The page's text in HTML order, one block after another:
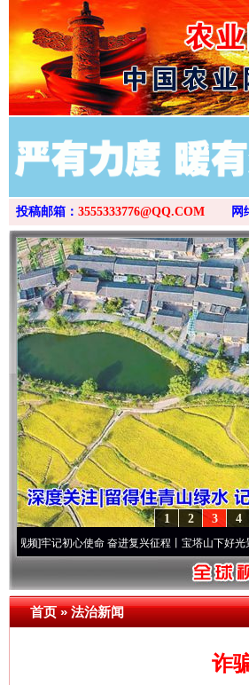
投稿邮箱： 3555333776@QQ.COM 网
4
3
2
1
心使命 奋进复兴征程丨宝塔山下好光景..·[视频]因
首页»法治新闻
诈